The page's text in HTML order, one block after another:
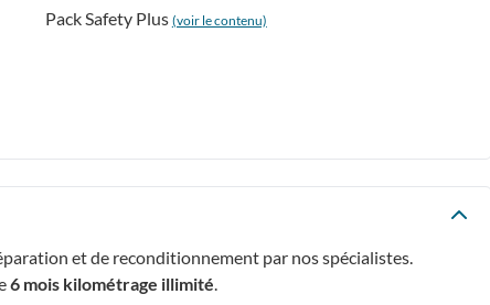
Pack Safety Plus (voir le contenu)
et de reconditionnement par nos spécialistes.
6 mois kilométrage illimité.